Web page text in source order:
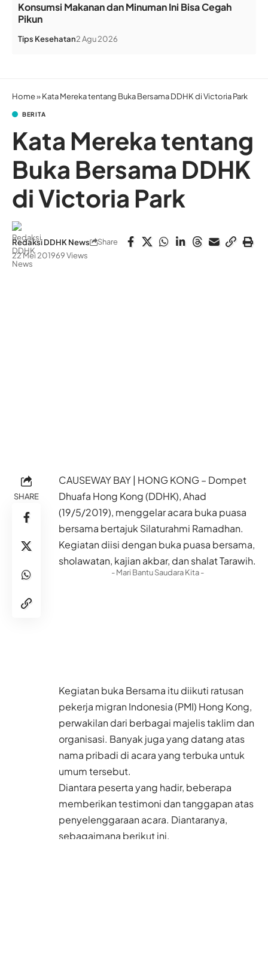
Konsumsi Makanan dan Minuman Ini Bisa Cegah
Pikun
Tips Kesehatan2 Agu 2026
Home»Kata Mereka tentang Buka Bersama DDHK di Victoria Park
BERITA
Kata Mereka tentang
Buka Bersama DDHK
di Victoria Park
Redaksi DDHK News
22 Mei 201969 Views
Share
SHARE
CAUSEWAY BAY | HONG KONG – Dompet
Dhuafa Hong Kong (DDHK), Ahad
(19/5/2019), menggelar acara buka puasa
bersama bertajuk Silaturahmi Ramadhan.
Kegiatan diisi dengan buka puasa bersama,
sholawatan, kajian akbar, dan shalat Tarawih.
- Mari Bantu Saudara Kita -
Kegiatan buka Bersama itu diikuti ratusan
pekerja migran Indonesia (PMI) Hong Kong,
perwakilan dari berbagai majelis taklim dan
organisasi. Banyak juga yang datang atas
nama pribadi di acara yang terbuka untuk
umum tersebut.
Diantara peserta yang hadir, beberapa
memberikan testimoni dan tanggapan atas
penyelenggaraan acara. Diantaranya,
sebagaimana berikut ini.